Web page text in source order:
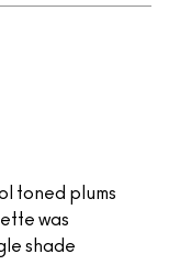
toned plums
was
shade.